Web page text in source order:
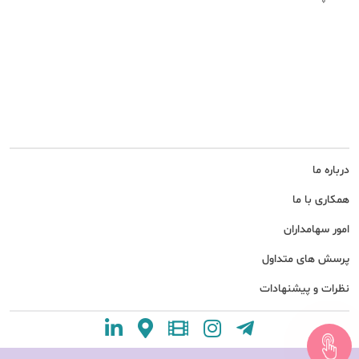
درباره ما
همکاری با ما
امور سهامداران
پرسش های متداول
نظرات و پیشنهادات